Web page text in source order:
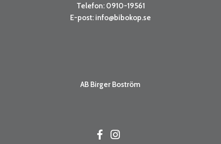
Telefon: 0910-19561
E-post: info@bibokop.se
AB Birger Boström